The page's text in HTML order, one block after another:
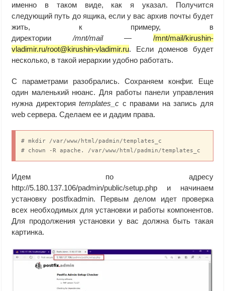
именно в таком виде, как я указал. Получится
следующий путь до ящика, если у вас архив почты будет
жить, к примеру, в
директории/mnt/mail— /mnt/mail/kirushin-
vladimir.ru/root@kirushin-vladimir.ru. Если доменов будет
несколько, в такой иерархии удобно работать.
С параметрами разобрались. Сохраняем конфиг. Еще
один маленький нюанс. Для работы панели управления
нужна директорияtemplates_c с правами на запись для
web сервера. Сделаем ее и дадим права.
# mkdir /var/www/html/padmin/templates_c
# chown -R apache. /var/www/html/padmin/templates_c
Идем по адресу
http://5.180.137.106/padmin/public/setup.php и начинаем
установку postfixadmin. Первым делом идет проверка
всех необходимых для установки и работы компонентов.
Для продолжения установки у вас должна быть такая
картинка.